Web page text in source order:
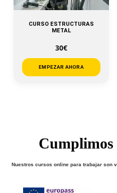
CURSO ESTRUCTURAS
METAL
30€
EMPEZAR AHORA
Nuestros cursos online para trabajar son